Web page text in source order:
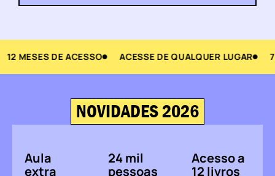
MESES DE ACESSO ACESSE DE QUALQUER LUGAR 7
NOVIDADES 2026
Aula
extra
24 mil
pessoas
Acesso a
12 livros